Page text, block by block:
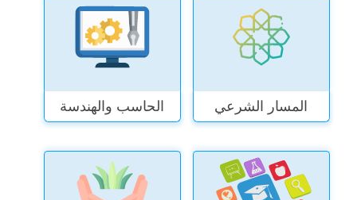
المسار الشرعي الحاسب والهندسة